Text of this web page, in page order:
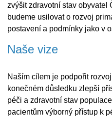
zvýšit zdravotní stav obyvatel
budeme usilovat o rozvoj
postavení a podmínky jako v
Naše vize
Naším cílem je podpořit
konečném důsledku zlepší
péči a zdravotní stav
pacientům výborný přístup k